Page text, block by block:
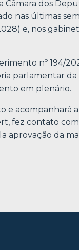
Câmara dos
nas últimas
e, nos
nº 194/
parlamentar
em plenário.
e acompanhará
fez contato
aprovação da